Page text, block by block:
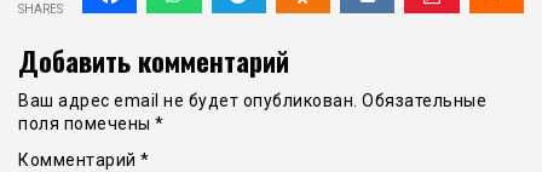
SHARES
Добавить комментарий
Ваш адрес email не будет опубликован. Обязательные
поля помечены *
Комментарий *